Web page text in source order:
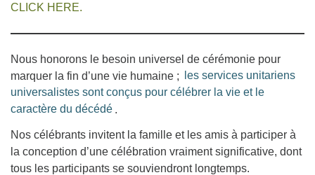
CLICK HERE.
Nous honorons le besoin universel de cérémonie pour
marquer la fin d’une vie humaine ;
les services unitariens
universalistes sont conçus pour célébrer la vie et le
caractère du décédé .
Nos célébrants invitent la famille et les amis à participer à
la conception d’une célébration vraiment significative, dont
tous les participants se souviendront longtemps.